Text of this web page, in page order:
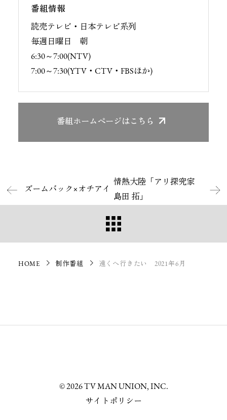
番組情報
読売テレビ・日本テレビ系列
毎週日曜日 朝
6:30～7:00(NTV)
7:00～7:30(YTV・CTV・FBSほか)
番組ホームページ はこちら
ズームバック×オチアイ
情熱大陸「アリ探究家
島田 拓」
HOME 制作番組 遠くへ行きたい 2021年6月
© 2026 TV MAN UNION, INC.
サイトポリシー